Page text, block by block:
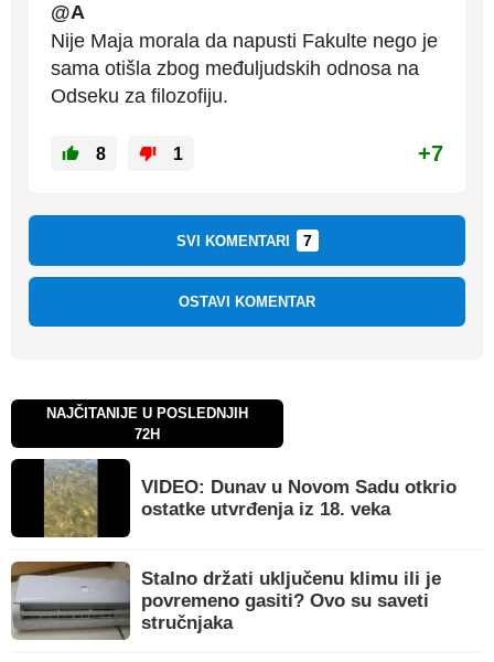
@A
Nije Maja morala da napusti Fakulte nego je
sama otišla zbog međuljudskih odnosa na
Odseku za filozofiju.
8 1 +7
SVI KOMENTARI 7
OSTAVI KOMENTAR
NAJČITANIJE U POSLEDNJIH
72H
VIDEO: Dunav u Novom Sadu otkrio
ostatke utvrđenja iz 18. veka
Stalno držati uključenu klimu ili je
povremeno gasiti? Ovo su saveti
stručnjaka